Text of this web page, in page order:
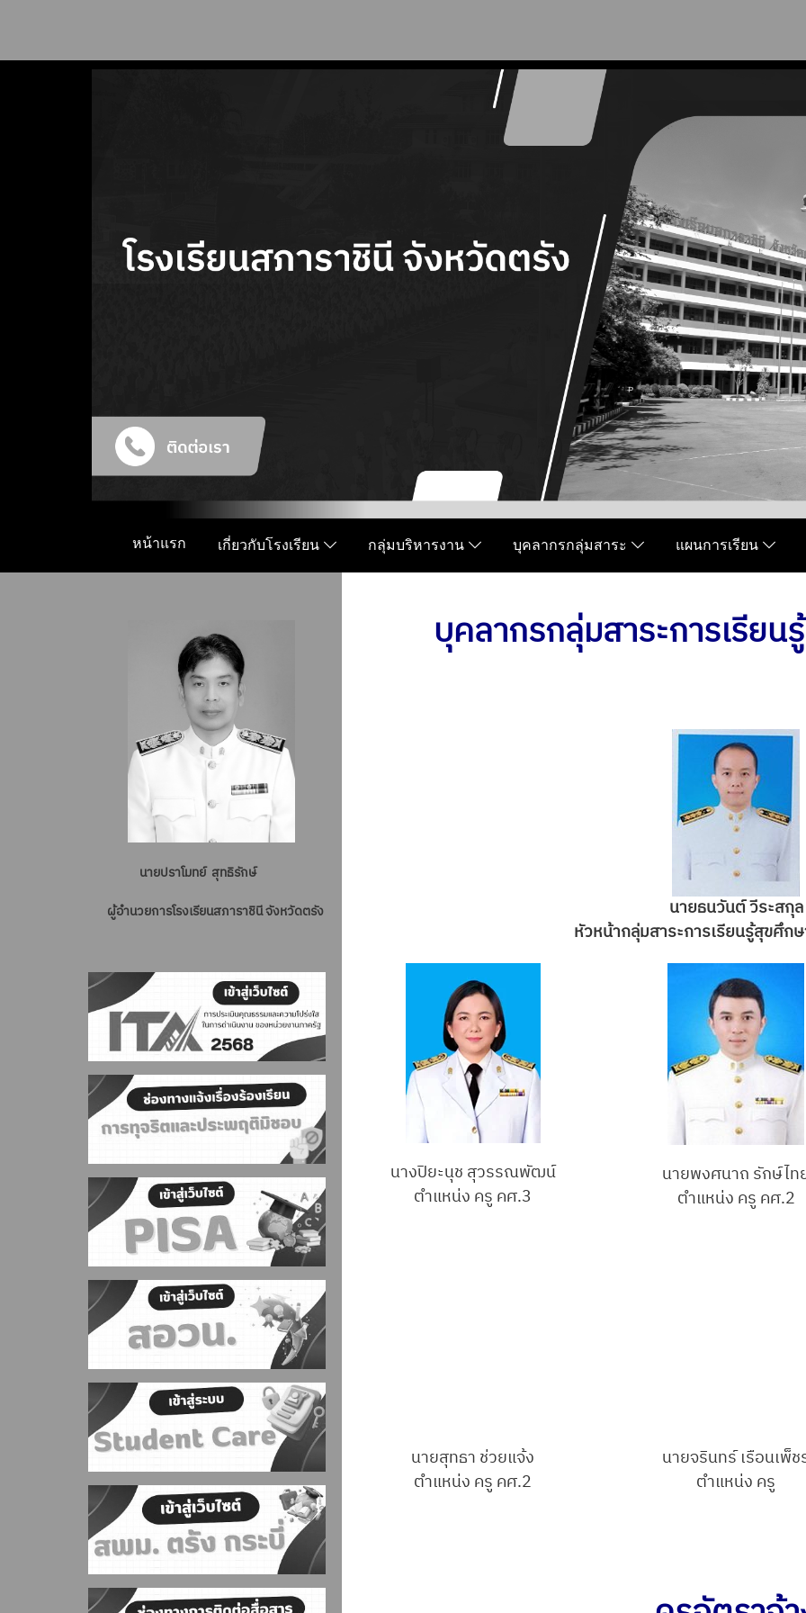
หน้าแรก เกี่ยวกับโรงเรียน กลุ่มบริหารงาน บุคลากรกลุ่มสาระ แผนการเรียน
บุคลากรกลุ่มสาระการเรีย
นายธนวันต์ วีระสกุล
หัวหน้ากลุ่มสาระการเรียนรู้สุขศึก
นางปิยะนุช สุวรรณพัฒน์
ตำแหน่ง ครู คศ.3
นายพงศนาถ รักษ์ไท
ตำแหน่ง ครู คศ.2
นายสุทธา ช่วยแจ้ง
ตำแหน่ง ครู คศ.2
นายจรินทร์ เรือนเพ็ช
ตำแหน่ง ครู
นายปราโมทย์ สุทธิรักษ์
ผู้อำนวยการโรงเรียนสภาราชินี จังหวัดตรัง